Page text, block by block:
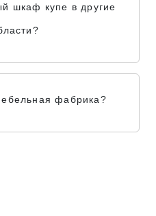
шкаф купе в другие
фабрика?